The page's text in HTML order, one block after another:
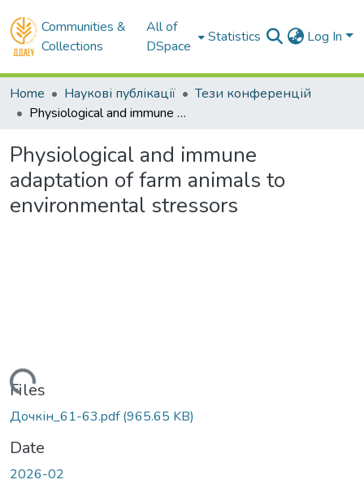
Communities &
Collections
All of
DSpace
Statistics Log In
Home Наукові публікації
Тези конференцій
Physiological and immune adaptation of farm animals to environmental stressors
Physiological and immune
adaptation of farm animals to
environmental stressors
Files
Дочкін_61-63.pdf(965.65 KB)
Date
2026-02